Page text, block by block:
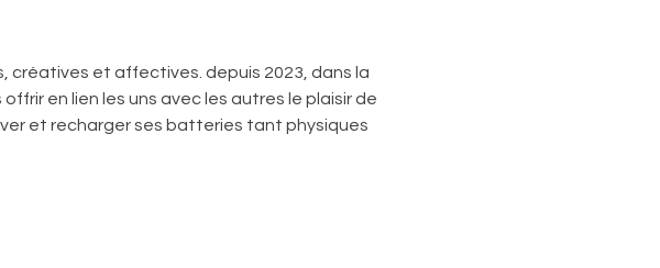
créatives et affectives. depuis 2023, dans la
en lien les uns avec les autres le plaisir de
et recharger ses batteries tant physiques